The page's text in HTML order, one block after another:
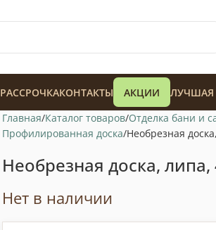
РАССРОЧКАКОНТАКТЫ АКЦИИ ЛУЧШАЯ
Главная Каталог товаров Отделка бани и
Профилированная доска Необрезная
Необрезная доска,
Нет в наличии